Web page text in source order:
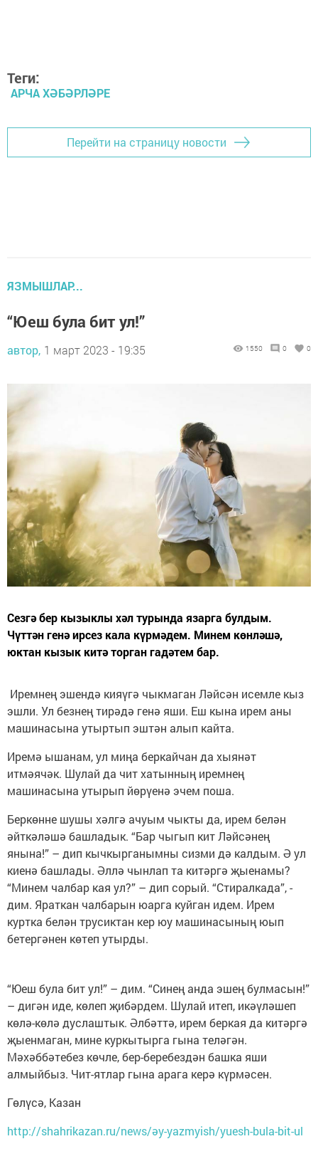
Теги:
АРЧА ХӘБӘРЛӘРЕ
Перейти на страницу новости
ЯЗМЫШЛАР...
“Юеш була бит ул!”
автор, 1 март 2023 - 19:35 1550 0 0
Сезгә бер кызыклы хәл турында язарга булдым.
Чүттән генә ирсез кала күрмәдем. Минем көнләшә,
юктан кызык китә торган гадәтем бар.
Иремнең эшендә кияүгә чыкмаган Ләйсән исемле кыз
эшли. Ул безнең тирәдә генә яши. Еш кына ирем аны
машинасына утыртып эштән алып кайта.
Иремә ышанам, ул миңа беркайчан да хыянәт
итмәячәк. Шулай да чит хатынның иремнең
машинасына утырып йөрүенә эчем поша.
Беркөнне шушы хәлгә ачуым чыкты да, ирем белән
әйткәләшә башладык. “Бар чыгып кит Ләйсәнең
янына!” – дип кычкырганымны сизми дә калдым. Ә ул
киенә башлады. Әллә чынлап та китәргә җыенамы?
“Минем чалбар кая ул?” – дип сорый. “Стиралкада”, -
дим. Яраткан чалбарын юарга куйган идем. Ирем
куртка белән трусиктан кер юу машинасының юып
бетергәнен көтеп утырды.
“Юеш була бит ул!” – дим. “Синең анда эшең булмасын!”
– дигән иде, көлеп җибәрдем. Шулай итеп, икәүләшеп
көлә-көлә дуслаштык. Әлбәттә, ирем беркая да китәргә
җыенмаган, мине куркытырга гына теләгән.
Мәхәббәтебез көчле, бер-беребездән башка яши
алмыйбыз. Чит-ятлар гына арага керә күрмәсен.
Гөлүсә, Казан
http://shahrikazan.ru/news/әy-yazmyish/yuesh-bula-bit-ul